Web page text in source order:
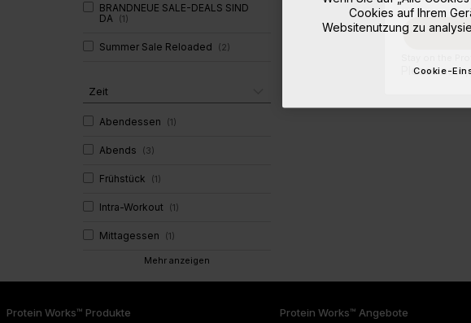
BRANDNEUE SALE-DEALS SIND
DA (1)
Summer Sale Reloaded (2)
Zeit
Abendessen (1)
Abends (3)
Frühstück (1)
Intra-Workout (1)
Mittagessen (1)
Mehr anzeigen
Protein Works™ Produkte Protein Works™ Angebote
Cookies auf Ihrem
Websitenutzung zu
Cookie-
Stay on the
Please